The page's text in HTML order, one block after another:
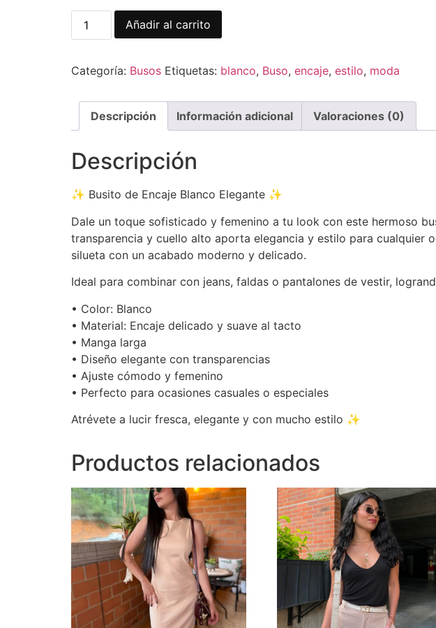
Añadir al carrito
Categoría: Busos Etiquetas: blanco, Buso, encaje, estilo, moda
Descripción Información adicional Valoraciones (0)
Descripción
✨ Busito de Encaje Blanco Elegante ✨
Dale un toque sofisticado y femenino a tu look con este hermoso
transparencia y cuello alto aporta elegancia y estilo para cualquier
silueta con un acabado moderno y delicado.
Ideal para combinar con jeans, faldas o pantalones de vestir,
• Color: Blanco
• Material: Encaje delicado y suave al tacto
• Manga larga
• Diseño elegante con transparencias
• Ajuste cómodo y femenino
• Perfecto para ocasiones casuales o especiales
Atrévete a lucir fresca, elegante y con mucho estilo ✨
Productos relacionados